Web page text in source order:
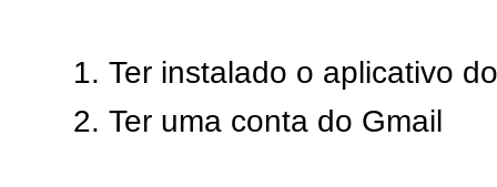
Ter instalado o aplicativo
Ter uma conta do Gmail